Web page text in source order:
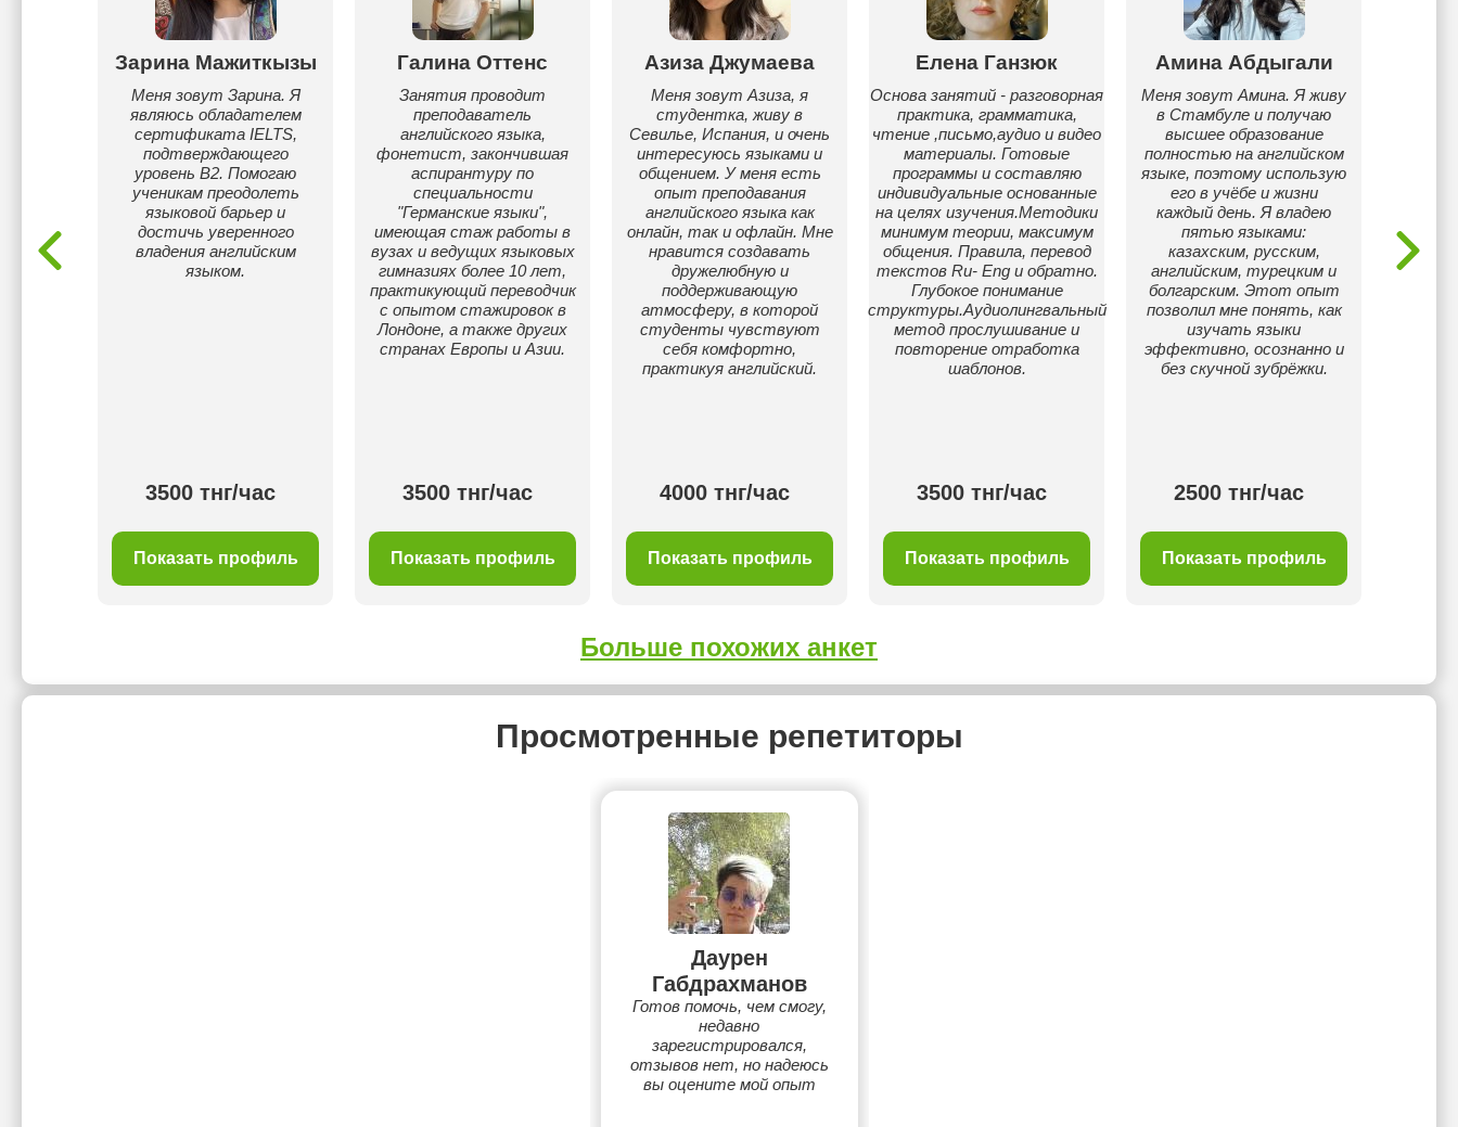
Зарина Мажиткызы
Меня зовут Зарина. Я
являюсь обладателем
сертификата IELTS,
подтверждающего
уровень B2. Помогаю
ученикам преодолеть
языковой барьер и
достичь уверенного
владения английским
языком.
3500 тнг/час
Показать профиль
Галина Оттенс
Занятия проводит
преподаватель
английского языка,
фонетист, закончившая
аспирантуру по
специальности
"Германские языки",
имеющая стаж работы в
вузах и ведущих языковых
гимназиях более 10 лет,
практикующий переводчик
с опытом стажировок в
Лондоне, а также других
странах Европы и Азии.
3500 тнг/час
Показать профиль
Азиза Джумаева
Меня зовут Азиза, я
студентка, живу в
Севилье, Испания, и очень
интересуюсь языками и
общением. У меня есть
опыт преподавания
английского языка как
онлайн, так и офлайн. Мне
нравится создавать
дружелюбную и
поддерживающую
атмосферу, в которой
студенты чувствуют
себя комфортно,
практикуя английский.
4000 тнг/час
Показать профиль
Елена Ганзюк
Основа занятий - разговорная
практика, грамматика,
чтение ,письмо,аудио и видео
материалы. Готовые
программы и составляю
индивидуальные основанные
на целях изучения.Методики
минимум теории, максимум
общения. Правила, перевод
текстов Ru- Eng и обратно.
Глубокое понимание
структуры.Аудиолингвальный
метод прослушивание и
повторение отработка
шаблонов.
3500 тнг/час
Показать профиль
Амина Абдыгали
Меня зовут Амина. Я живу
в Стамбуле и получаю
высшее образование
полностью на английском
языке, поэтому использую
его в учёбе и жизни
каждый день. Я владею
пятью языками:
казахским, русским,
английским, турецким и
болгарским. Этот опыт
позволил мне понять, как
изучать языки
эффективно, осознанно и
без скучной зубрёжки.
2500 тнг/час
Показать профиль
будет
Больше похожих анкет
Просмотренные репетиторы
Даурен
Габдрахманов
Готов помочь, чем смогу,
недавно
зарегистрировался,
отзывов нет, но надеюсь
вы оцените мой опыт